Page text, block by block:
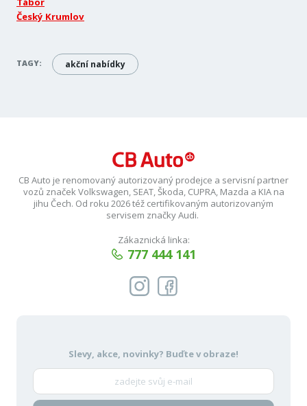
Český Krumlov
TAGY: akční nabídky
CB Auto je renomovaný autorizovaný prodejce a servisní partner
vozů značek Volkswagen, SEAT, Škoda, CUPRA, Mazda a KIA na
jihu Čech. Od roku 2026 též certifikovaným autorizovaným
servisem značky Audi.
Zákaznická linka:
777 444 141
Slevy, akce, novinky? Buďte v obraze!